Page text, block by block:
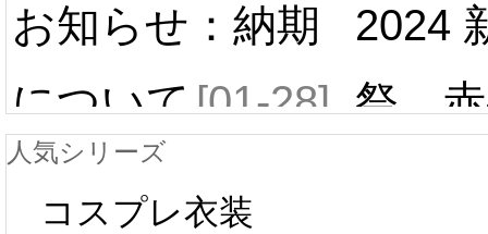
お知らせ：納期
について[01-28]
中国旧正月の影
2024
祭 赤
人気シリーズ
コスプレ衣装